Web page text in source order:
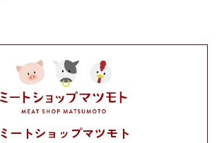
ミートショップマツモト